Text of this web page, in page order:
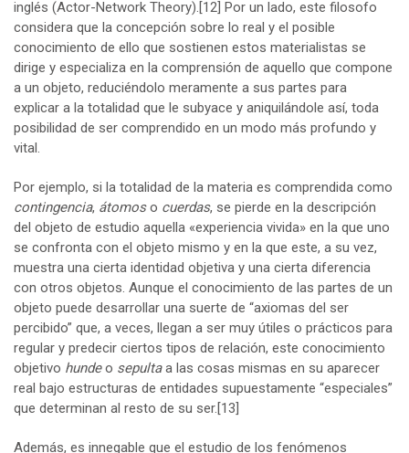
inglés (Actor-Network Theory).[12] Por un lado, este filosofo
considera que la concepción sobre lo real y el posible
conocimiento de ello que sostienen estos materialistas se
dirige y especializa en la comprensión de aquello que compone
a un objeto, reduciéndolo meramente a sus partes para
explicar a la totalidad que le subyace y aniquilándole así, toda
posibilidad de ser comprendido en un modo más profundo y
vital.
Por ejemplo, si la totalidad de la materia es comprendida como
contingencia, átomoso cuerdas, se pierde en la descripción
del objeto de estudio aquella «experiencia vivida» en la que uno
se confronta con el objeto mismo y en la que este, a su vez,
muestra una cierta identidad objetiva y una cierta diferencia
con otros objetos. Aunque el conocimiento de las partes de un
objeto puede desarrollar una suerte de “axiomas del ser
percibido” que, a veces, llegan a ser muy útiles o prácticos para
regular y predecir ciertos tipos de relación, este conocimiento
objetivo hundeo sepultaa las cosas mismas en su aparecer
real bajo estructuras de entidades supuestamente “especiales”
que determinan al resto de su ser.[13]
Además, es innegable que el estudio de los fenómenos